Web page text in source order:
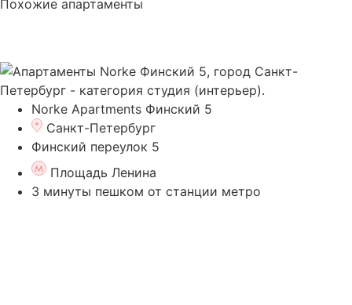
Похожие апартаменты
Norke Apartments Финский 5
Санкт-Петербург
Финский переулок 5
Площадь Ленина
3 минуты пешком от станции метро